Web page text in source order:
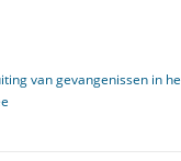
van gevangenissen in